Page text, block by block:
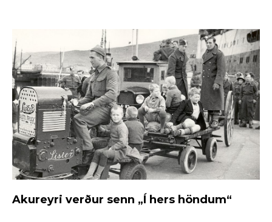
Akureyri verður senn „Í hers höndum“